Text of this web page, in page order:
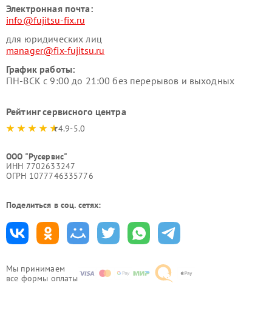
Мы принимаем
все формы оплаты
Электронная почта:
info@fujitsu-fix.ru
для юридических лиц
manager@fix-fujitsu.ru
График работы:
ПН-ВСК с 9:00 до 21:00 без перерывов и выходных
Рейтинг сервисного центра
4.9-5.0
ООО "Русервис"
ИНН 7702633247
ОГРН 1077746335776
Поделиться в соц. сетях: